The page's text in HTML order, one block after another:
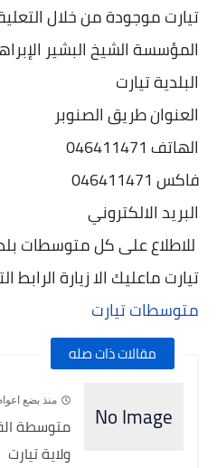
تيارت موجودة من خلال
المؤسسة الشيخ البشير
البلدية تيارت
العنوان طريق الصنوبر
الهاتف 046411471
فاكس 046411471
البريد الالكتروني
للاطلاع على كل متوسطات
تيارت ماعليك الا زيارة الرابط
متوسطات تيارت
مقالات ذات صله
منذ بضع
ولاية تيارت